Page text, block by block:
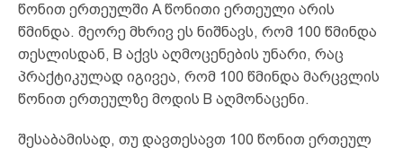
წონით ერთეულში A წონითი ერთეული არის
წმინდა. მეორე მხრივ ეს ნიშნავს, რომ 100 წმინდა
თესლისდან, B აქვს აღმოცენების უნარი, რაც
პრაქტიკულად იგივეა, რომ 100 წმინდა მარცვლის
წონით ერთეულზე მოდის B აღმონაცენი.
შესაბამისად, თუ დავთესავთ 100 წონით ერთეულ